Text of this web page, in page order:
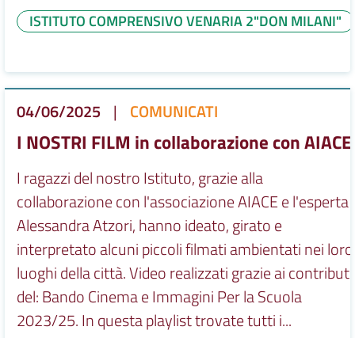
ISTITUTO COMPRENSIVO VENARIA 2"DON MILANI"
04/06/2025 | COMUNICATI
I NOSTRI FILM in collaborazione con AIACE
I ragazzi del nostro Istituto, grazie alla
collaborazione con l'associazione AIACE e l'esperta
Alessandra Atzori, hanno ideato, girato e
interpretato alcuni piccoli filmati ambientati nei loro
luoghi della città. Video realizzati grazie ai contributi
del: Bando Cinema e Immagini Per la Scuola
2023/25. In questa playlist trovate tutti i...